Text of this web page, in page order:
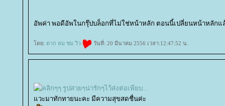
อัพค่า พอดีอัพในกรุ๊ปบล็อกที่ไม่ใช่หน้าหลัก ตอนนี้เปลี่ยนหน้าหลักแ
ดย: ตาก ลม ชม วิว วันที่: 20 มีนาคม 2556 เวลา:12:47:52 น.
วะมาทักทายนะคะ มีความสุขสดชื่นค่ะ